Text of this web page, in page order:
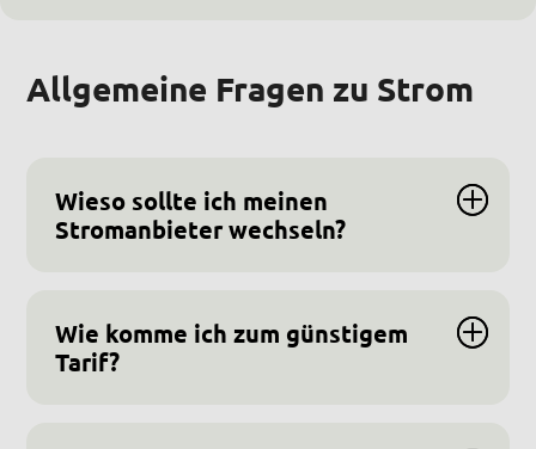
Allgemeine Fragen zu Strom
Wieso sollte ich meinen
Stromanbieter wechseln?
Wie komme ich zum günstigem
Tarif?